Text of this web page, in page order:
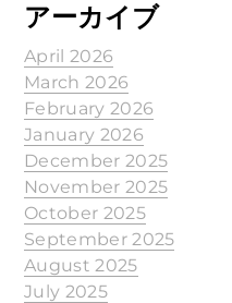
アーカイブ
April 2026
March 2026
February 2026
January 2026
December 2025
November 2025
October 2025
September 2025
August 2025
July 2025